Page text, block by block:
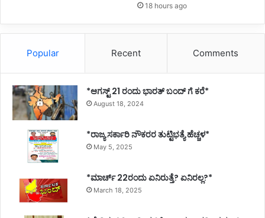
18 hours ago
Popular Recent Comments
*ಆಗಸ್ಟ್ 21 ರಂದು ಭಾರತ್‌ ಬಂದ್‌ ಗೆ ಕರೆ*
August 18, 2024
*ರಾಜ್ಯ ಸರ್ಕಾರಿ ನೌಕರರ ತುಟ್ಟಿಭತ್ಯೆ ಹೆಚ್ಚಳ*
May 5, 2025
*ಮಾರ್ಚ್ 22ರಂದು ಏನಿರುತ್ತೆ? ಏನಿರಲ್ಲ?*
March 18, 2025